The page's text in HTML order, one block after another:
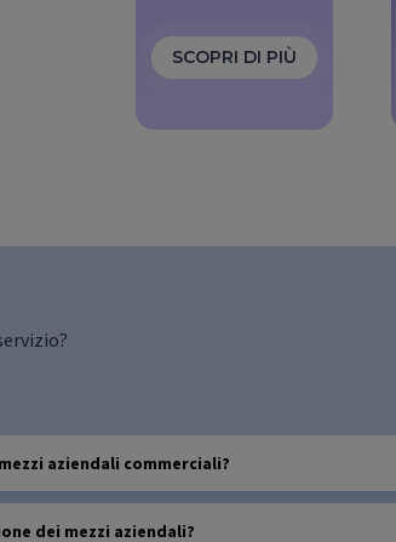
SCOPRI DI PIÙ
aziendali commerciali?
dei mezzi aziendali?